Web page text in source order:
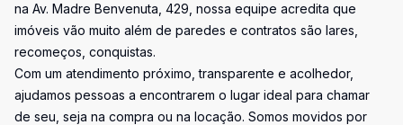
na Av. Madre Benvenuta, 429, nossa equipe acredita que
imóveis vão muito além de paredes e contratos são lares,
recomeços, conquistas.
Com um atendimento próximo, transparente e acolhedor,
ajudamos pessoas a encontrarem o lugar ideal para chamar
de seu, seja na compra ou na locação. Somos movidos por